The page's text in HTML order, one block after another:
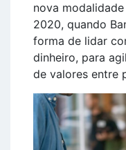
nova
2020, quando
forma de lidar
dinheiro, para
de valores entre